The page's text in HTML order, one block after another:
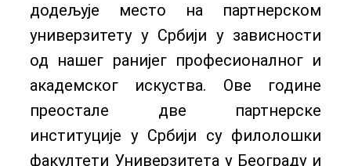
додељује место на партнерском
универзитету у Србији у зависности
од нашег ранијег професионалног и
академског искуства. Ове године
преостале две партнерске
институције у Србији су филолошки
факултети Универзитета у Београду и